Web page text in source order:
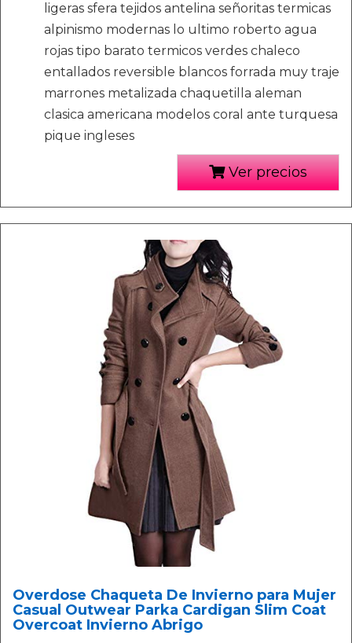
ligeras sfera tejidos antelina señoritas termicas
alpinismo modernas lo ultimo roberto agua
rojas tipo barato termicos verdes chaleco
entallados reversible blancos forrada muy traje
marrones metalizada chaquetilla aleman
clasica americana modelos coral ante turquesa
pique ingleses
Ver precios
Overdose Chaqueta De Invierno para Mujer
Casual Outwear Parka Cardigan Slim Coat
Overcoat Invierno Abrigo